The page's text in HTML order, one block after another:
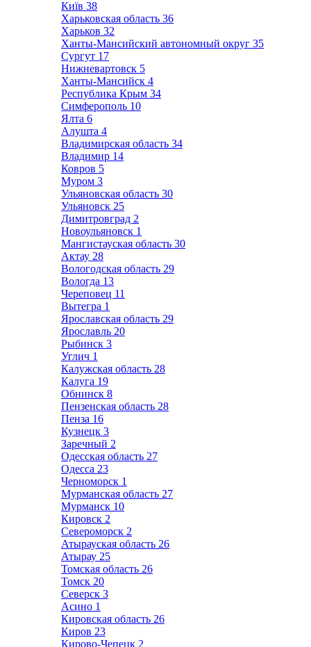
Київ 38
Харьковская область 36
Харьков 32
Ханты-Мансийский автономный округ 35
Сургут 17
Нижневартовск 5
Ханты-Мансийск 4
Республика Крым 34
Симферополь 10
Ялта 6
Алушта 4
Владимирская область 34
Владимир 14
Ковров 5
Муром 3
Ульяновская область 30
Ульяновск 25
Димитровград 2
Новоульяновск 1
Мангистауская область 30
Актау 28
Вологодская область 29
Вологда 13
Череповец 11
Вытегра 1
Ярославская область 29
Ярославль 20
Рыбинск 3
Углич 1
Калужская область 28
Калуга 19
Обнинск 8
Пензенская область 28
Пенза 16
Кузнецк 3
Заречный 2
Одесская область 27
Одесса 23
Черноморск 1
Мурманская область 27
Мурманск 10
Кировск 2
Североморск 2
Атырауская область 26
Атырау 25
Томская область 26
Томск 20
Северск 3
Асино 1
Кировская область 26
Киров 23
Кирово-Чепецк 2